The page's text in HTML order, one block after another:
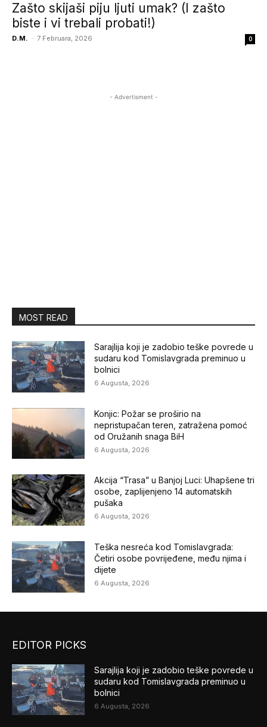
Zašto skijaši piju ljuti umak? (I zašto
biste i vi trebali probati!)
D.M. - 7 Februara, 2026 0
- Advertisment -
MOST READ
Sarajlija koji je zadobio teške povrede u
sudaru kod Tomislavgrada preminuo u
bolnici
6 Augusta, 2026
Konjic: Požar se proširio na
nepristupačan teren, zatražena pomoć
od Oružanih snaga BiH
6 Augusta, 2026
Akcija “Trasa” u Banjoj Luci: Uhapšene tri
osobe, zaplijenjeno 14 automatskih
pušaka
6 Augusta, 2026
Teška nesreća kod Tomislavgrada:
Četiri osobe povrijeđene, među njima i
dijete
6 Augusta, 2026
EDITOR PICKS
Sarajlija koji je zadobio teške povrede u
sudaru kod Tomislavgrada preminuo u
bolnici
6 Augusta, 2026